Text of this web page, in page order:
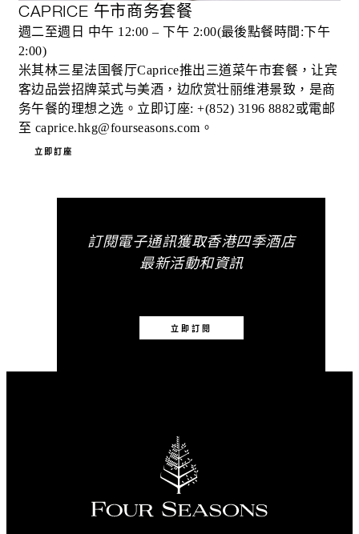
CAPRICE 午市商务套餐
週二至週日 中午 12:00 – 下午 2:00(最後點餐時間:下午
2:00)
米其林三星法国餐厅Caprice推出三道菜午市套餐，让宾
客边品尝招牌菜式与美酒，边欣赏壮丽维港景致，是商
务午餐的理想之选。立即订座: +(852) 3196 8882或電邮
至 caprice.hkg@fourseasons.com。
立即訂座
訂閱電子通訊獲取香港四季酒店
最新活動和資訊
立即訂閱